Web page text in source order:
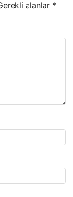
alanlar *